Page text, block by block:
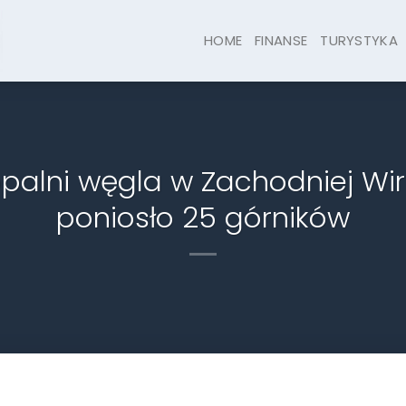
HOME FINANSE TURYSTYKA
węgla w Zachodniej
poniosło 25 górników